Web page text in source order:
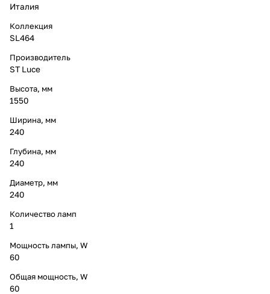
Италия
Коллекция
SL464
Производитель
ST Luce
Высота, мм
1550
Ширина, мм
240
Глубина, мм
240
Диаметр, мм
240
Количество ламп
1
Мощность лампы, W
60
Общая мощность, W
60